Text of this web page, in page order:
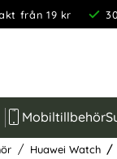
från 19 kr
Mobiltillbehör
Huawei Watch